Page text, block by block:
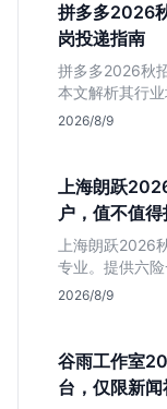
拼多多2026
岗投递指南
拼多多2026秋
本文解析其行
略，助你判断
2026/8/9
上海朗跃
户，值不值得
上海朗跃2026
专业。提供六
模式稳定性高
2026/8/9
谷雨工作室
台，仅限新